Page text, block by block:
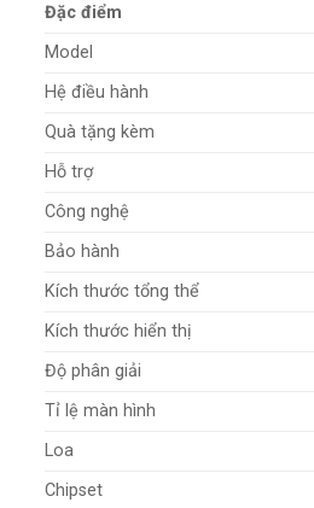
Đặc điểm
Model
Hệ điều hành
Quà tặng kèm
Hỗ trợ
Công nghệ
Bảo hành
Kích thước tổng thể
Kích thước hiển thị
Độ phân giải
Tỉ lệ màn hình
Loa
Chipset